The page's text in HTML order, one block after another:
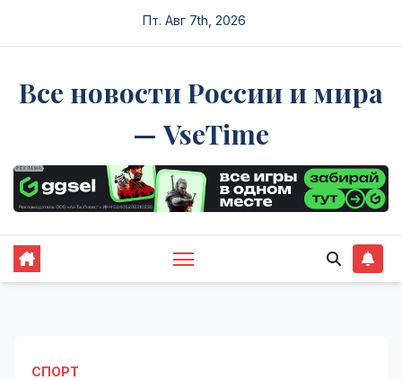
Пт. Авг 7th, 2026
Все новости России и мира
— VseTime
СПОРТ